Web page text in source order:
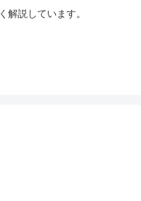
解説しています。